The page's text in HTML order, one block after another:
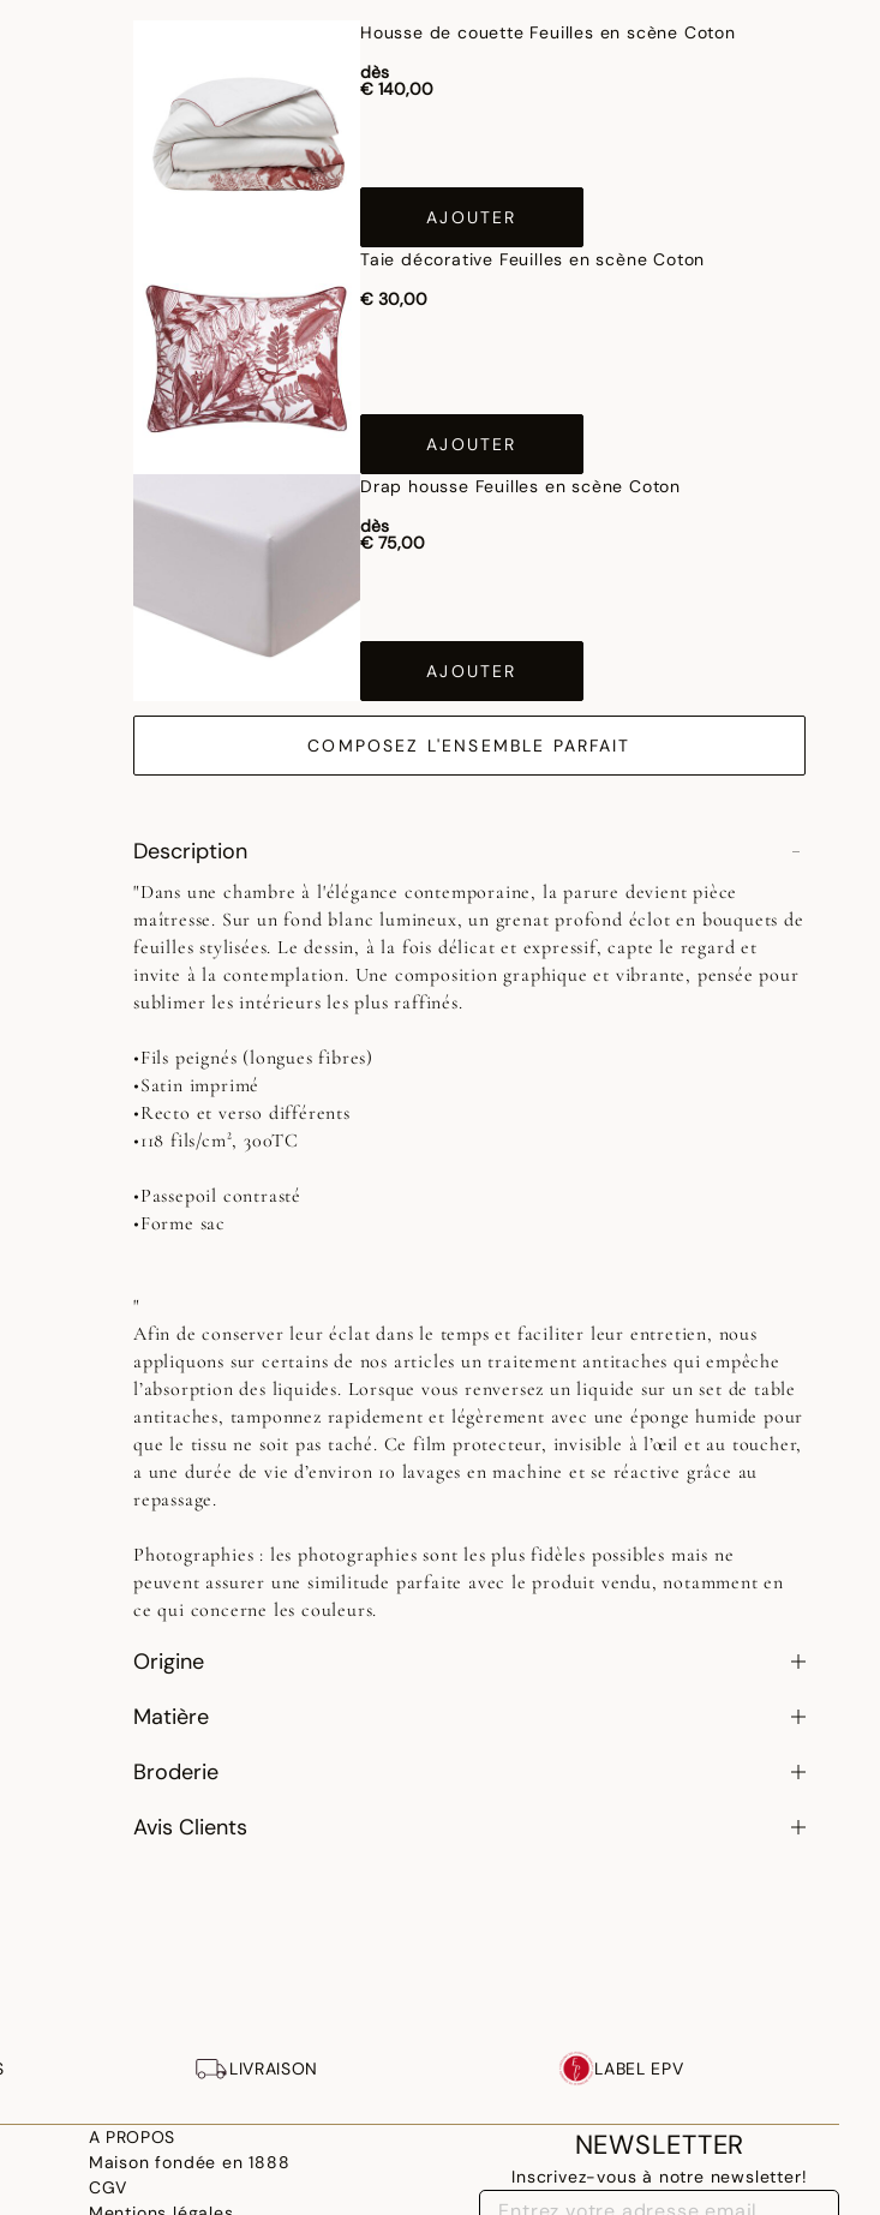
Housse de couette Feuilles en scène Coton
dès
€ 140,00
AJOUTER
Taie décorative Feuilles en scène Coton
€ 30,00
AJOUTER
Drap housse Feuilles en scène Coton
dès
€ 75,00
AJOUTER
COMPOSEZ L'ENSEMBLE PARFAIT
Description
"Dans une chambre à l'élégance contemporaine, la parure devient pièce
maîtresse. Sur un fond blanc lumineux, un grenat profond éclot en bouquets de
feuilles stylisées. Le dessin, à la fois délicat et expressif, capte le regard et
invite à la contemplation. Une composition graphique et vibrante, pensée pour
sublimer les intérieurs les plus raffinés.
•Fils peignés (longues fibres)
•Satin imprimé
•Recto et verso différents
•118 fils/cm², 300TC
•Passepoil contrasté
•Forme sac
"
Afin de conserver leur éclat dans le temps et faciliter leur entretien, nous
appliquons sur certains de nos articles un traitement antitaches qui empêche
l’absorption des liquides. Lorsque vous renversez un liquide sur un set de table
antitaches, tamponnez rapidement et légèrement avec une éponge humide pour
que le tissu ne soit pas taché. Ce film protecteur, invisible à l’œil et au toucher,
a une durée de vie d’environ 10 lavages en machine et se réactive grâce au
repassage.
Photographies : les photographies sont les plus fidèles possibles mais ne
peuvent assurer une similitude parfaite avec le produit vendu, notamment en
ce qui concerne les couleurs.
Origine
Matière
Broderie
Avis Clients
LIVRAISON LABEL EPV
A PROPOS
Maison fondée en 1888
CGV
NEWSLETTER
Inscrivez-vous à notre newsletter!